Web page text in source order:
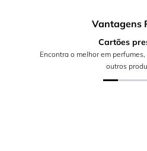
Vantagens
Cartões
Encontra o melhor em
outros